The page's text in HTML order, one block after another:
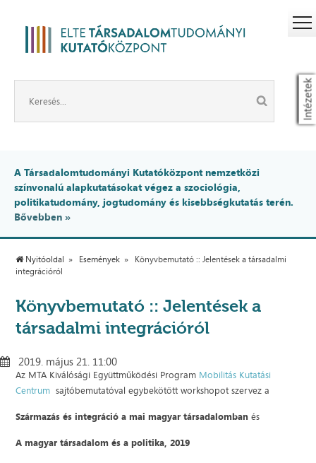
Intézetek
A Társadalomtudományi Kutatóközpont nemzetközi
színvonalú alapkutatásokat végez a szociológia,
politikatudomány, jogtudomány és kisebbségkutatás terén.
Bővebben »
Nyitóoldal Események
Könyvbemutató :: Jelentések a társadalmi
integrációról
Könyvbemutató :: Jelentések a
társadalmi integrációról
2019. május 21. 11:00
Az MTA Kiválósági Együttműködési Program Mobilitás Kutatási
Centrum sajtóbemutatóval egybekötött workshopot szervez a
Származás és integráció a mai magyar társadalomban és
A magyar társadalom és a politika, 2019